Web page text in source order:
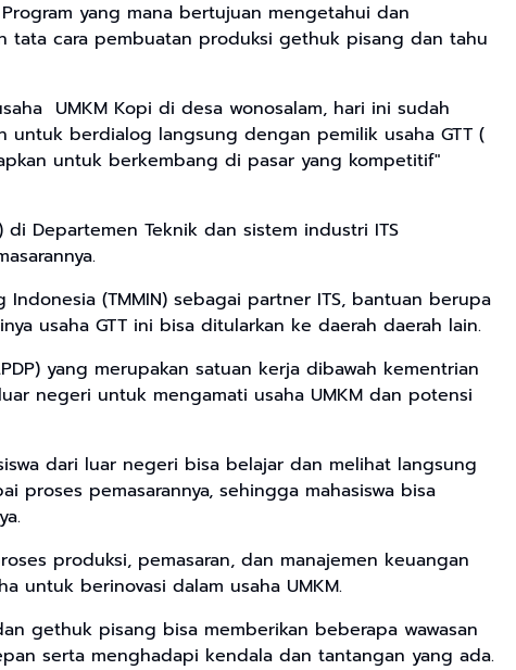
yang mana bertujuan mengetahui dan
tata cara pembuatan produksi gethuk pisang dan tahu
UMKM Kopi di desa wonosalam, hari ini sudah
berdialog langsung dengan pemilik usaha GTT (
untuk berkembang di pasar yang kompetitif"
di Departemen Teknik dan sistem industri ITS
(TMMIN) sebagai partner ITS, bantuan berupa
usaha GTT ini bisa ditularkan ke daerah daerah lain.
yang merupakan satuan kerja dibawah kementrian
negeri untuk mengamati usaha UMKM dan potensi
dari luar negeri bisa belajar dan melihat langsung
pemasarannya, sehingga mahasiswa bisa
produksi, pemasaran, dan manajemen keuangan
untuk berinovasi dalam usaha UMKM.
gethuk pisang bisa memberikan beberapa wawasan
serta menghadapi kendala dan tantangan yang ada.